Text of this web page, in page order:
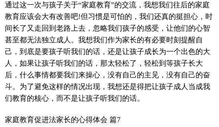
通过这一次与孩子关于“家庭教育”的交流，我想我们往后的家庭
教育应该会大有改善吧!但习惯是可怕的，我们还真的挺担心，时
间长了又走回到老路上去，忽略我们孩子的感受，让他们的心智
甚至都无法独立成人。我想我们作为家长的有必要时刻提醒自
己，到底是要孩子听我们的话，还是让孩子成长为一个出色的大
人，如果让孩子听我们的话，那太轻松了，轻松到等孩子长大
后，什么事情都要我们来操心，没有自己的主见，没有自己的奋
斗。为了避免这样的情况出现，我想还是得把让孩子成人当成我
们教育的核心，而不是让孩子听我们的话。
家庭教育促进法家长的心得体会 篇7